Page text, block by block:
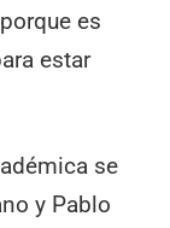
es
estar
se
y Pablo